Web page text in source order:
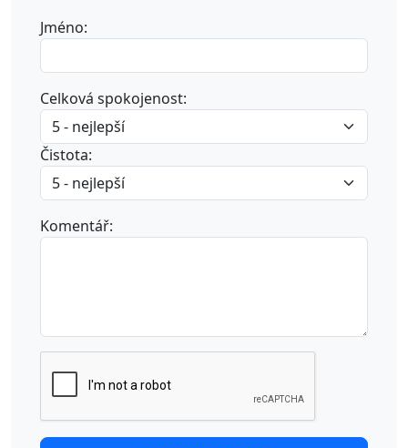
Jméno:
Celková spokojenost:
Čistota:
Komentář: